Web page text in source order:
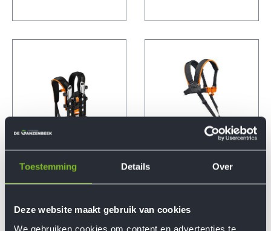
Toestemming Details Over
Deze website maakt gebruik van cookies
We gebruiken cookies om content en advertenties te
Draagsysteem AR
Dubbele